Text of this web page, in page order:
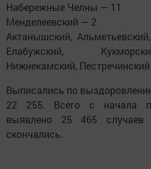
Набережные Челны — 11
Менделеевский — 2
Актанышский,
Елабужский,
Нижнекамский,
Выписались по
22 255. Всего c начала
выявлено 25 465 случаев
скончались.